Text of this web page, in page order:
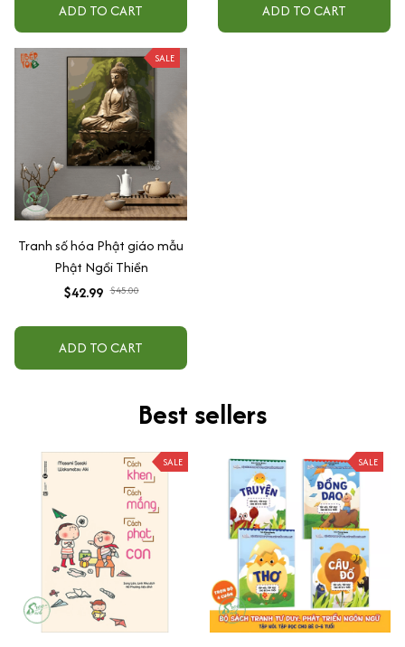
ADD TO CART ADD TO CART
SALE
Tranh số hóa Phật giáo mẫu
Phật Ngồi Thiền
$42.99 $45.00
ADD TO CART
Best sellers
SALE SALE